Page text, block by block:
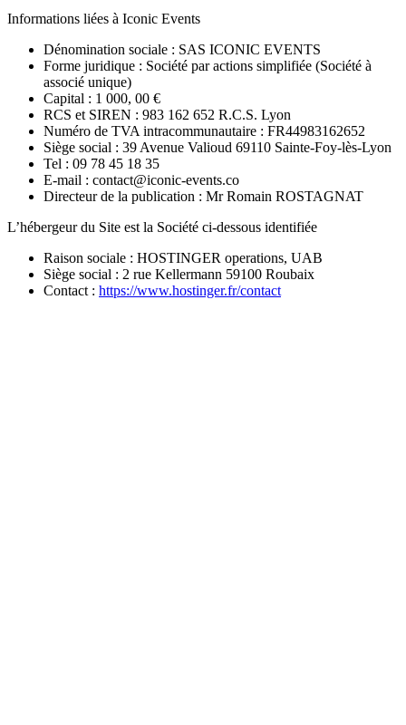
Informations liées à Iconic Events
Dénomination sociale : SAS ICONIC EVENTS
Forme juridique : Société par actions simplifiée (Société à
associé unique)
Capital : 1 000, 00 €
RCS et SIREN : 983 162 652 R.C.S. Lyon
Numéro de TVA intracommunautaire : FR44983162652
Siège social : 39 Avenue Valioud 69110 Sainte-Foy-lès-Lyon
Tel : 09 78 45 18 35
E-mail : contact@iconic-events.co
Directeur de la publication : Mr Romain ROSTAGNAT
L’hébergeur du Site est la Société ci-dessous identifiée
Raison sociale : HOSTINGER operations, UAB
Siège social : 2 rue Kellermann 59100 Roubaix
Contact : https://www.hostinger.fr/contact